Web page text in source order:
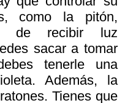
como la pitón,
de recibir luz
sacar a tomar
tenerle una
Además, la
Tienes que